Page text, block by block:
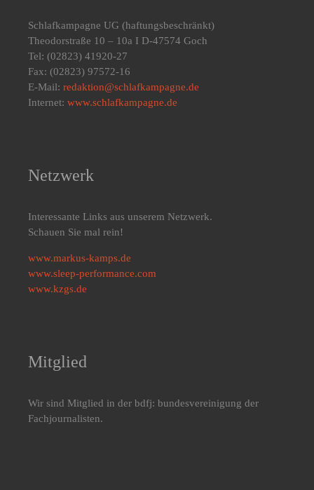
Schlafkampagne UG (haftungsbeschränkt)
Theodorstraße 10 – 10a I D-47574 Goch
Tel: (02823) 41920-27
Fax: (02823) 97572-16
E-Mail: redaktion@schlafkampagne.de
Internet: www.schlafkampagne.de
Netzwerk
Interessante Links aus unserem Netzwerk.
Schauen Sie mal rein!
www.markus-kamps.de
www.sleep-performance.com
www.kzgs.de
Mitglied
Wir sind Mitglied in der bdfj: bundesvereinigung der
Fachjournalisten.